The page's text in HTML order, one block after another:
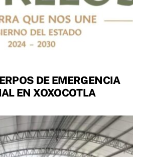
DE EMERGENCIA
EN XOXOCOTLA